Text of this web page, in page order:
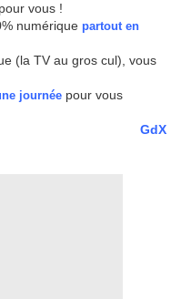
vous !
numérique partout en
(la TV au gros cul), vous
journée pour vous
GdX